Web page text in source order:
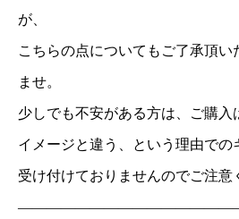
が、
こちらの点についてもご了承頂い
ませ。
少しでも不安がある方は、ご購入
イメージと違う、という理由での
受け付けておりませんのでご注意